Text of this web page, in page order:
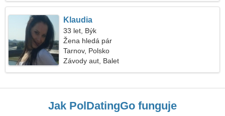
Klaudia
33 let, Býk
Žena hledá pár
Tarnov, Polsko
Závody aut, Balet
Jak PolDatingGo funguje